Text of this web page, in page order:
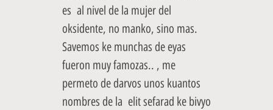
es al nivel de la mujer del
oksidente, no manko, sino mas.
Savemos ke munchas de eyas
fueron muy famozas.. , me
permeto de darvos unos kuantos
nombres de la elit sefarad ke bivyo